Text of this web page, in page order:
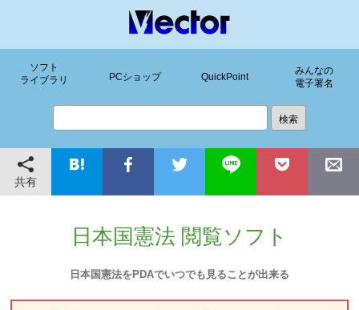
ソフト
ライブラリ
PCショップ QuickPoint
みんなの
電子署名
共有
日本国憲法 閲覧ソフト
日本国憲法をPDAでいつでも見ることが出来る